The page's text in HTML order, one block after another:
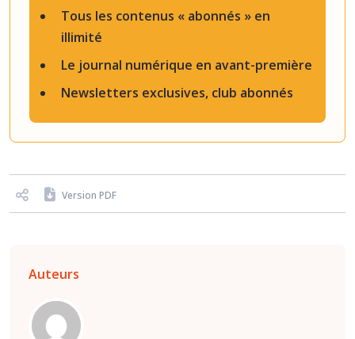
Tous les contenus « abonnés » en
illimité
Le journal numérique en avant-première
Newsletters exclusives, club abonnés
Version PDF
Auteurs